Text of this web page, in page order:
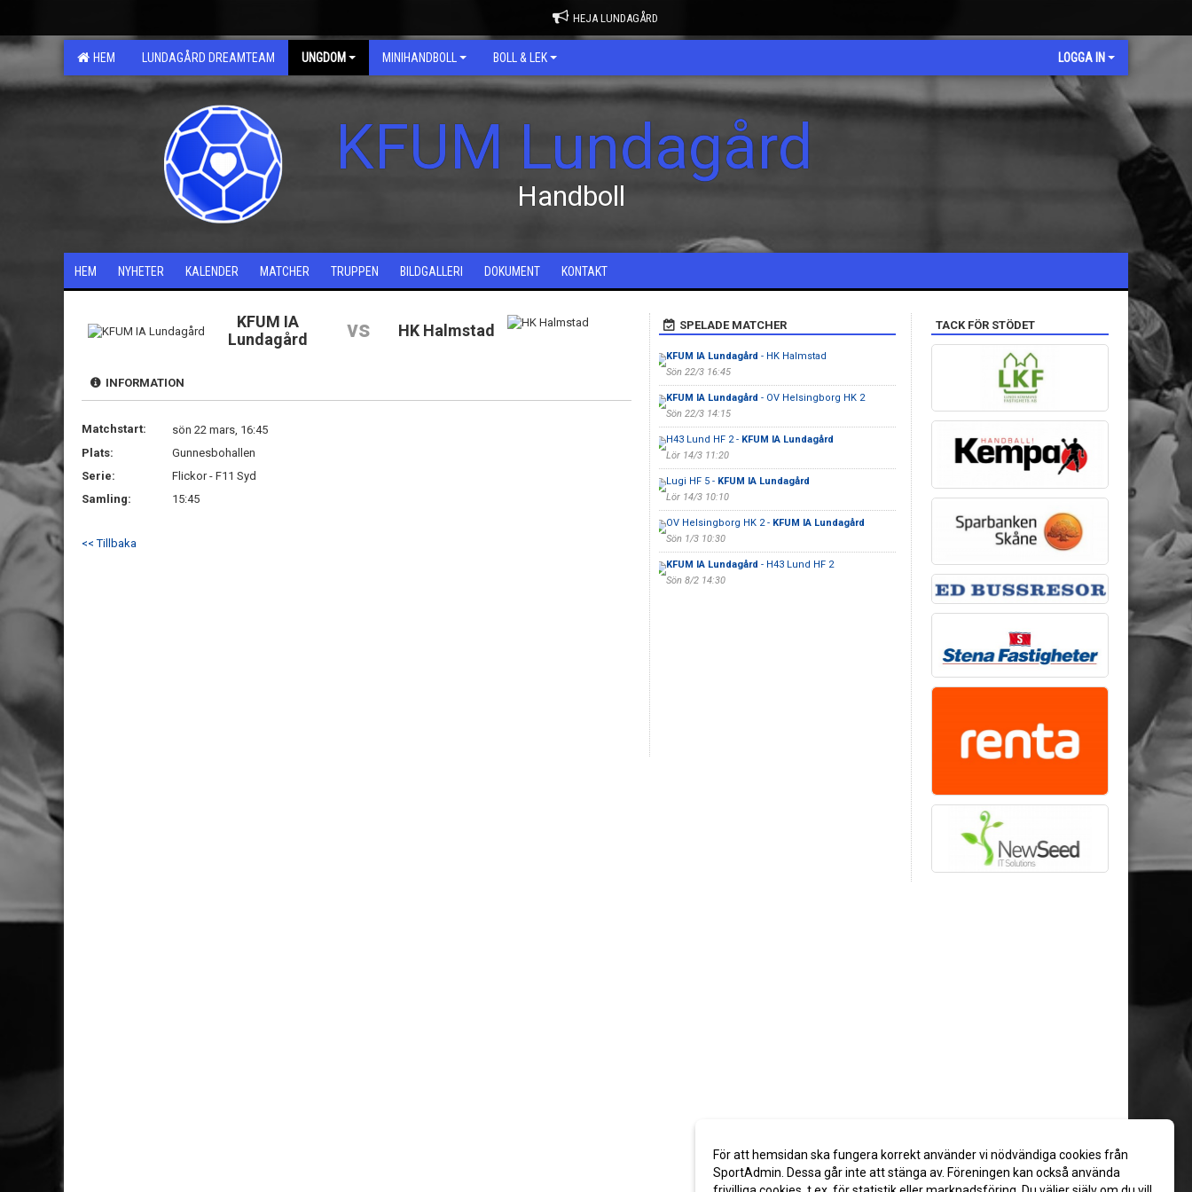
HEJA LUNDAGÅRD
HEM LUNDAGÅRD DREAMTEAM UNGDOM MINIHANDBOLL BOLL & LEK LOGGA IN
KFUM Lundagård
Handboll
HEM NYHETER KALENDER MATCHER TRUPPEN BILDGALLERI DOKUMENT KONTAKT
KFUM IA
Lundagård
vs HK Halmstad
INFORMATION
Matchstart:
sön 22 mars, 16:45
Plats:
Gunnesbohallen
Serie:
Flickor - F11 Syd
Samling:
15:45
<< Tillbaka
SPELADE MATCHER
KFUM IA Lundagård - HK Halmstad
Sön 22/3 16:45
KFUM IA Lundagård - OV Helsingborg HK 2
Sön 22/3 14:15
H43 Lund HF 2 - KFUM IA Lundagård
Lör 14/3 11:20
Lugi HF 5 - KFUM IA Lundagård
Lör 14/3 10:10
OV Helsingborg HK 2 - KFUM IA Lundagård
Sön 1/3 10:30
KFUM IA Lundagård - H43 Lund HF 2
Sön 8/2 14:30
TACK FÖR STÖDET
För att hemsidan ska fungera korrekt använder vi nödvändiga cookies från
SportAdmin. Dessa går inte att stänga av. Föreningen kan också använda